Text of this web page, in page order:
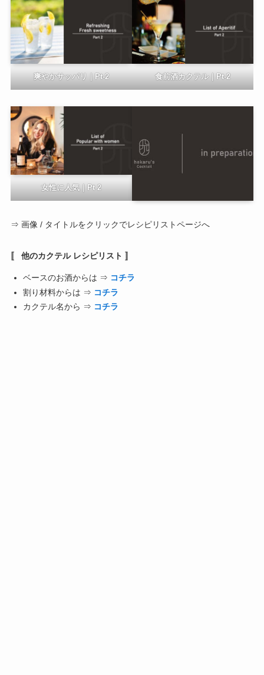
爽やかサッパリ｜Pt-2 食前酒カクテル｜Pt-2
女性に人気｜Pt 2
⇒ 画像 / タイトルをクリックでレシピリストページへ
〚 他のカクテル レシピリスト 〛
ベースのお酒からは ⇒ コチラ
割り材料からは ⇒ コチラ
カクテル名から ⇒ コチラ